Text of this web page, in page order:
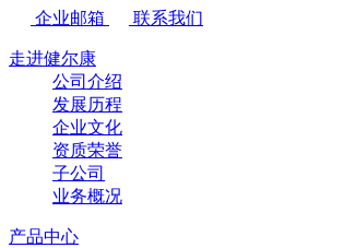
企业邮箱
联系我们
走进健尔康
公司介绍
发展历程
企业文化
资质荣誉
子公司
业务概况
产品中心